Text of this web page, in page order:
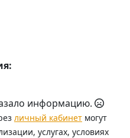
информацию.
личный кабинет могут
услугах, условиях